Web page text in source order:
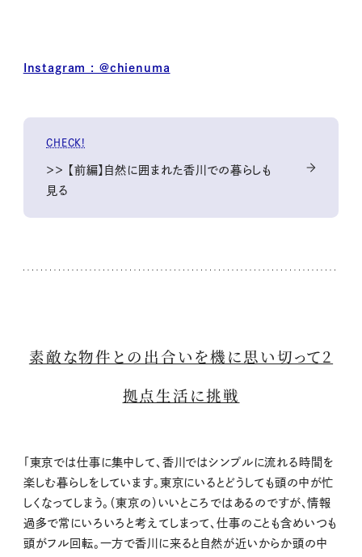
Instagram : @chienuma
CHECK!
＞＞ 【前編】自然に囲まれた香川での暮らしも
見る
素敵な物件との出合いを機に思い切って2
拠点生活に挑戦
「東京では仕事に集中して、香川ではシンプルに流れる時間を
楽しむ暮らしをしています。東京にいるとどうしても頭の中が忙
しくなってしまう。（東京の）いいところではあるのですが、情報
過多で常にいろいろと考えてしまって、仕事のことも含めいつも
頭がフル回転。一方で香川に来ると自然が近いからか頭の中